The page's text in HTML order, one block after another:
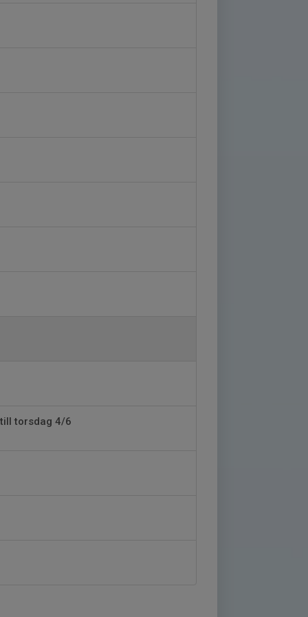
torsdag 4/6